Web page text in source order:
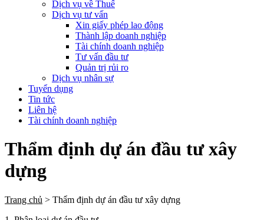
Dịch vụ về Thuế
Dịch vụ tư vấn
Xin giấy phép lao động
Thành lập doanh nghiệp
Tài chính doanh nghiệp
Tư vấn đầu tư
Quản trị rủi ro
Dịch vụ nhân sự
Tuyển dụng
Tin tức
Liên hệ
Tài chính doanh nghiệp
Thẩm định dự án đầu tư xây
dựng
Trang chủ > Thẩm định dự án đầu tư xây dựng